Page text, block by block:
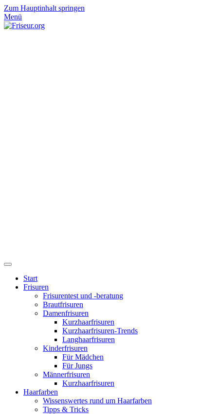
Zum Hauptinhalt springen
Menü
Start
Frisuren
Frisurentest und -beratung
Brautfrisuren
Damenfrisuren
Kurzhaarfrisuren
Kurzhaarfrisuren-Trends
Langhaarfrisuren
Kinderfrisuren
Für Mädchen
Für Jungs
Männerfrisuren
Kurzhaarfrisuren
Haarfarben
Wissenswertes rund um Haarfarben
Tipps & Tricks